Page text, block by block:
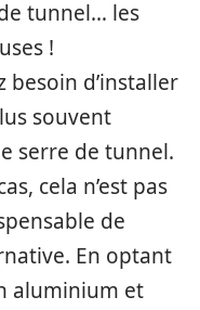
tunnel… les
!
besoin d’installer
souvent
serre de tunnel.
cela n’est pas
de
En optant
aluminium et